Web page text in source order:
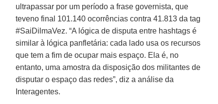
ultrapassar por um período a frase governista, que
teveno final 101.140 ocorrências contra 41.813 da tag
#SaiDilmaVez. “A lógica de disputa entre hashtags é
similar à lógica panfletária: cada lado usa os recursos
que tem a fim de ocupar mais espaço. Ela é, no
entanto, uma amostra da disposição dos militantes de
disputar o espaço das redes”, diz a análise da
Interagentes.